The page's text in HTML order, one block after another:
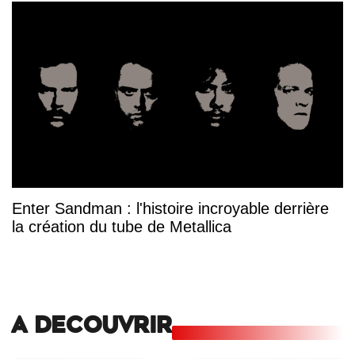
Enter Sandman : l'histoire incroyable derrière
la création du tube de Metallica
A DECOUVRIR